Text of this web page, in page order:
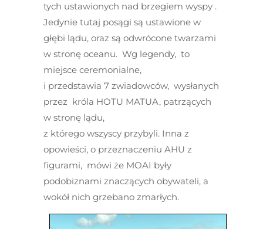
tych ustawionych nad brzegiem wyspy .
Jedynie tutaj posągi są ustawione w
głębi lądu, oraz są odwrócone twarzami
w stronę oceanu. Wg legendy, to
miejsce ceremonialne,
i przedstawia 7 zwiadowców, wysłanych
przez króla HOTU MATUA, patrzących
w stronę lądu,
z którego wszyscy przybyli. Inna z
opowieści, o przeznaczeniu AHU z
figurami, mówi że MOAI były
podobiznami znaczących obywateli, a
wokół nich grzebano zmarłych.